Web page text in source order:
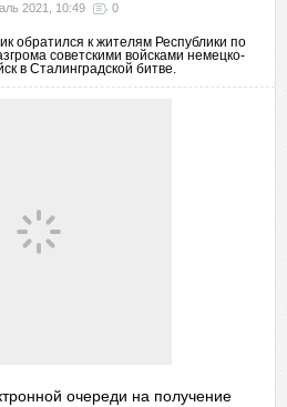
2021, 10:49 0
обратился к жителям Республики по
советскими войсками немецко-
в Сталинградской битве.
очереди на получение